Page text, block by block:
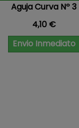
Aguja Curva Nº 3
Precio
4,10 €
Envio Inmediato